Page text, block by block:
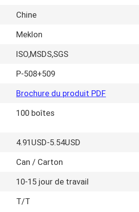
Chine
Meklon
ISO,MSDS,SGS
P-508+509
Brochure du produit PDF
100 boîtes
4.91USD-5.54USD
Can / Carton
10-15 jour de travail
T/T